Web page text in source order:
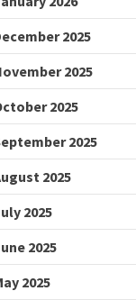
2025
2025
2025
2025
2025
2025
2025
2025